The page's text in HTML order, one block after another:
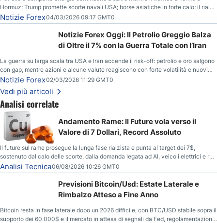
Hormuz; Trump promette scorte navali USA; borse asiatiche in forte calo; il rialzo
del gas naturale mette pressione all’euro.
Notizie Forex04/03/2026 09:17 GMT0
Notizie Forex Oggi: Il Petrolio Greggio Balza
di Oltre il 7% con la Guerra Totale con l’Iran
La guerra su larga scala tra USA e Iran accende il risk-off: petrolio e oro salgono
con gap, mentre azioni e alcune valute reagiscono con forte volatilità e nuovi
livelli da monitorare.
Notizie Forex02/03/2026 11:29 GMT0
Vedi più articoli
Analisi correlate
Andamento Rame: Il Future vola verso il
Valore di 7 Dollari, Record Assoluto
Il future sul rame prosegue la lunga fase rialzista e punta al target dei 7$,
sostenuto dal calo delle scorte, dalla domanda legata ad AI, veicoli elettrici e reti
energetiche, e dai timori di deficit produttivo dal 2028.
Analisi Tecnica06/08/2026 10:26 GMT0
Previsioni Bitcoin/Usd: Estate Laterale e
Rimbalzo Atteso a Fine Anno
Bitcoin resta in fase laterale dopo un 2026 difficile, con BTC/USD stabile sopra il
supporto dei 60.000$ e il mercato in attesa di segnali da Fed, regolamentazione